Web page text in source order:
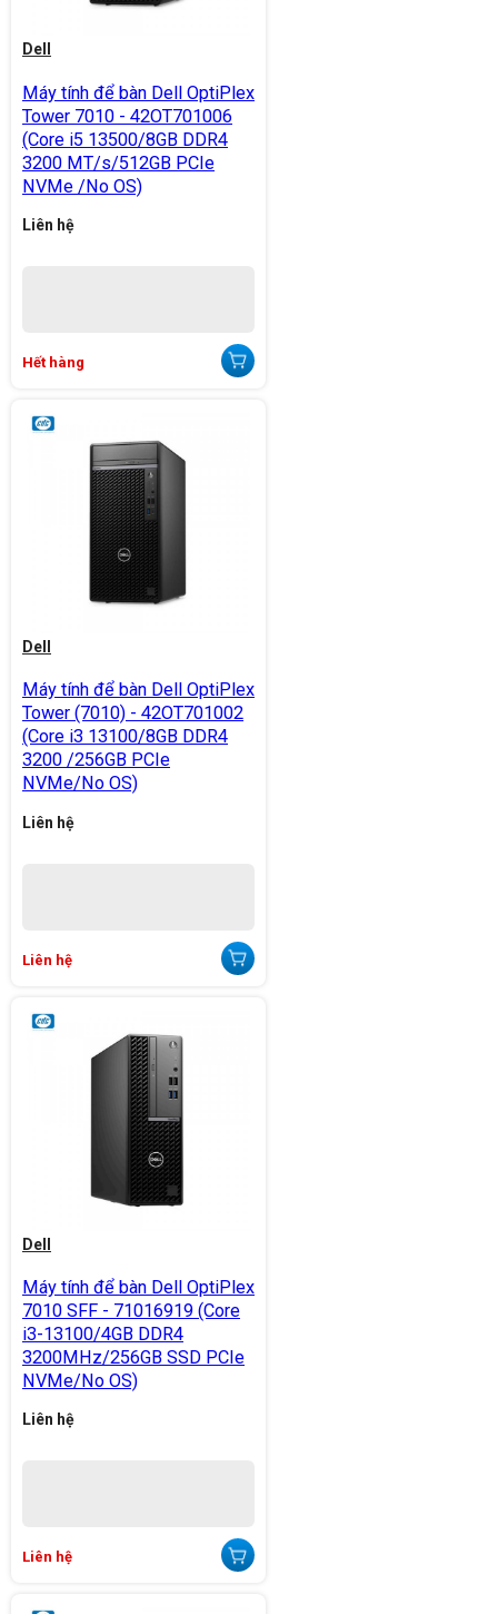
Dell
Máy tính để bàn Dell OptiPlex
Tower 7010 - 42OT701006
(Core i5 13500/8GB DDR4
3200 MT/s/512GB PCIe
NVMe /No OS)
Liên hệ
Hết hàng
Dell
Máy tính để bàn Dell OptiPlex
Tower (7010) - 42OT701002
(Core i3 13100/8GB DDR4
3200 /256GB PCIe
NVMe/No OS)
Liên hệ
Liên hệ
Dell
Máy tính để bàn Dell OptiPlex
7010 SFF - 71016919 (Core
i3-13100/4GB DDR4
3200MHz/256GB SSD PCIe
NVMe/No OS)
Liên hệ
Liên hệ